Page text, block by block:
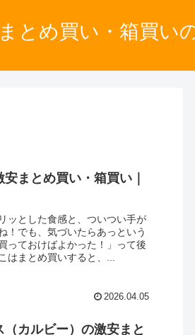
とめ買い・箱買い
まとめ買い・箱買い｜
ッとした食感と、ついつい手が
！でも、気づいたらあっという
っておけばよかった！」って後
はまとめ買いすると、...
2026.04.05
（カルビー）の激安まと